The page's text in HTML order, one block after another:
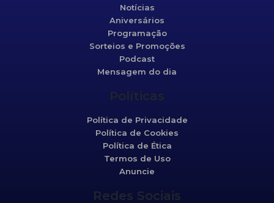
Notícias
Aniversários
Programação
Sorteios e Promoções
Podcast
Mensagem do dia
Políticas
Política de Privacidade
Política de Cookies
Política de Ética
Termos de Uso
Anuncie
Redes Sociais